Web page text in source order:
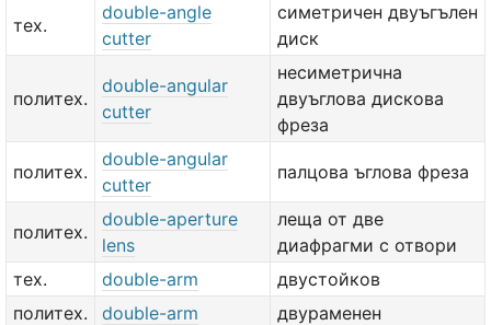
тех.
double-angle
cutter
симетричен двуъгълен
диск
политех.
double-angular
cutter
несиметрична
двуъглова дискова
фреза
политех.
double-angular
cutter
палцова ъглова фреза
политех.
double-aperture
lens
леща от две
диафрагми с отвори
тех.
double-arm
двустойков
политех.
double-arm
двураменен